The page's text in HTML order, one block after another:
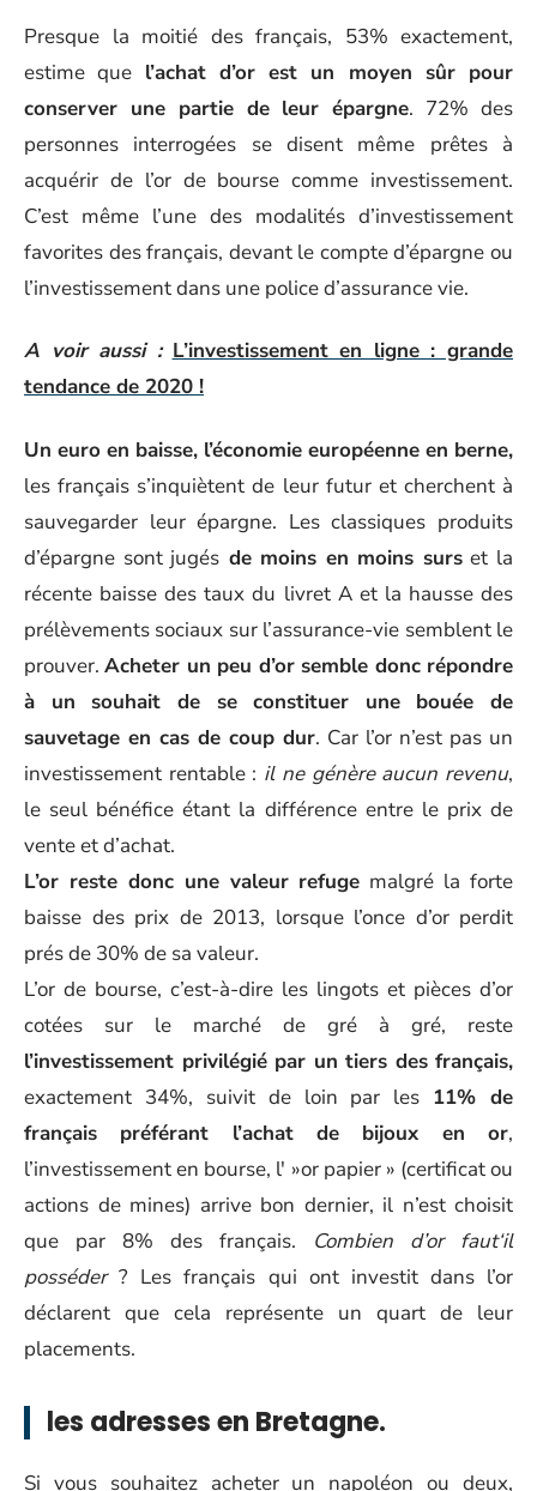
Presque la moitié des français, 53% exactement,
estime que l’achat d’or est un moyen sûr pour
conserver une partie de leur épargne. 72% des
personnes interrogées se disent même prêtes à
acquérir de l’or de bourse comme investissement.
C’est même l’une des modalités d’investissement
favorites des français, devant le compte d’épargne ou
l’investissement dans une police d’assurance vie.
A voir aussi : L’investissement en ligne : grande
tendance de 2020 !
Un euro en baisse, l’économie européenne en berne,
les français s’inquiètent de leur futur et cherchent à
sauvegarder leur épargne. Les classiques produits
d’épargne sont jugés de moins en moins surset la
récente baisse des taux du livret A et la hausse des
prélèvements sociaux sur l’assurance-vie semblent le
prouver.Acheter un peu d’or semble donc répondre
à un souhait de se constituer une bouée de
sauvetage en cas de coup dur. Car l’or n’est pas un
investissement rentable : il ne génère aucun revenu,
le seul bénéfice étant la différence entre le prix de
vente et d’achat.
L’or reste donc une valeur refuge malgré la forte
baisse des prix de 2013, lorsque l’once d’or perdit
prés de 30% de sa valeur.
L’or de bourse, c’est-à-dire les lingots et pièces d’or
cotées sur le marché de gré à gré, reste
l’investissement privilégié par un tiers des français,
exactement 34%, suivit de loin par les 11% de
français préférant l’achat de bijoux en or,
l’investissement en bourse, l' »or papier » (certificat ou
actions de mines) arrive bon dernier, il n’est choisit
que par 8% des français. Combien d’or faut‘il
posséder? Les français qui ont investit dans l’or
déclarent que cela représente un quart de leur
placements.
les adresses en Bretagne.
Si vous souhaitez acheter un napoléon ou deux,